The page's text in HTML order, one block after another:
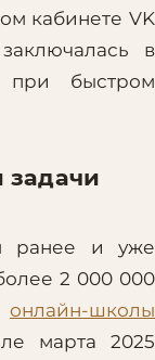
кабинете VK
в
при быстром
задачи
ранее и уже
2 000 000
онлайн-школы
марта 2025